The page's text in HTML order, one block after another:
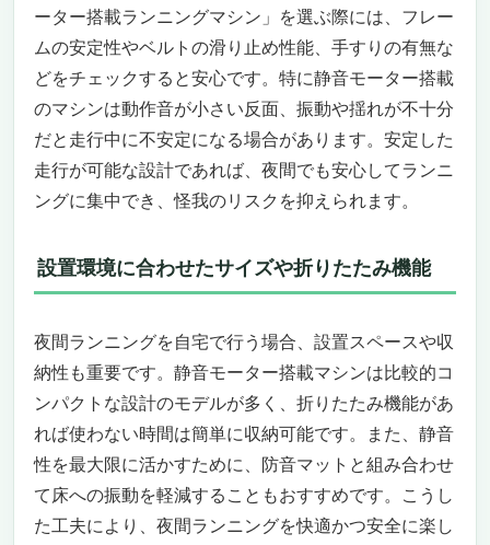
静音設計×パワフルモーターでいつでも走れ
る
広々走行面と多彩なプログラムで飽き知らず
のトレーニング
夜でも安心！静音設計と衝撃吸収で周囲を気
にせず走れる
折りたたみで省スペース、移動もラクラク
今すぐ手に入れるべき理由
夜間ランニングもOK！静音モーター搭載ラン
自宅で昼夜問わず全力ランニング
静音×高出力モーターで深夜でも安心
傾斜機能で負荷を自由自在に
5層構造ベルトで足腰を守る
スマート機能でデータ管理も完璧
自宅で最高のランニング体験を手に入れるチ
ーター搭載ランニングマシン」を選ぶ際には、フレー
ムの安定性やベルトの滑り止め性能、手すりの有無な
どをチェックすると安心です。特に静音モーター搭載
のマシンは動作音が小さい反面、振動や揺れが不十分
だと走行中に不安定になる場合があります。安定した
走行が可能な設計であれば、夜間でも安心してランニ
ングに集中でき、怪我のリスクを抑えられます。
設置環境に合わせたサイズや折りたたみ機能
夜間ランニングを自宅で行う場合、設置スペースや収
納性も重要です。静音モーター搭載マシンは比較的コ
ンパクトな設計のモデルが多く、折りたたみ機能があ
れば使わない時間は簡単に収納可能です。また、静音
性を最大限に活かすために、防音マットと組み合わせ
て床への振動を軽減することもおすすめです。こうし
た工夫により、夜間ランニングを快適かつ安全に楽し